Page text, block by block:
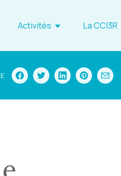
Activités La CCI3R